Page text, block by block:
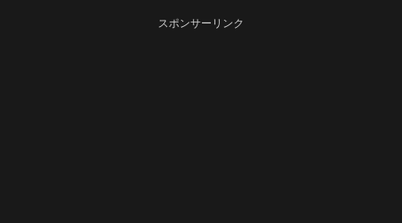
スポンサーリンク